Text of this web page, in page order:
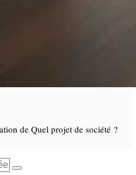
de Quel projet de société ?